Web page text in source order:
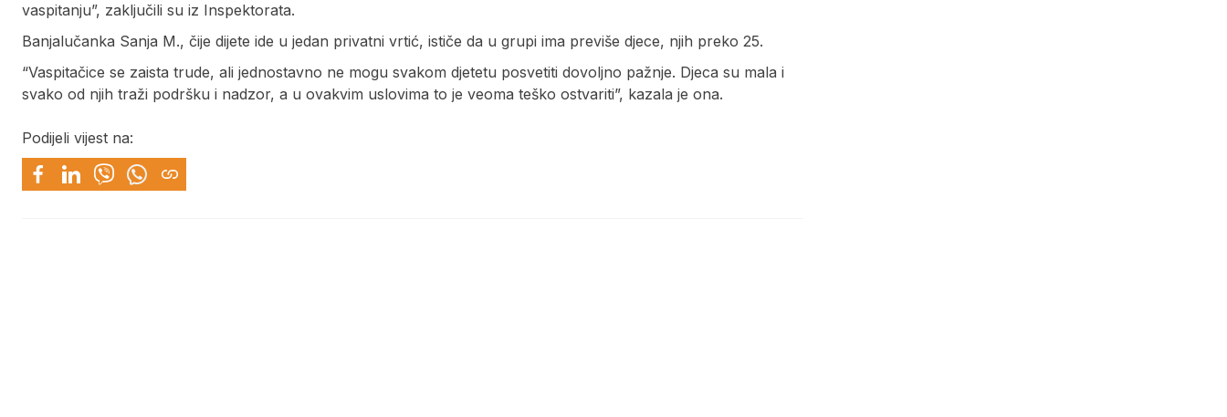
vaspitanju”, zaključili su iz Inspektorata.
Banjalučanka Sanja M., čije dijete ide u jedan privatni vrtić, ističe da u grupi ima previše djece, njih preko 25.
“Vaspitačice se zaista trude, ali jednostavno ne mogu svakom djetetu posvetiti dovoljno pažnje. Djeca su mala i
svako od njih traži podršku i nadzor, a u ovakvim uslovima to je veoma teško ostvariti”, kazala je ona.
Podijeli vijest na: